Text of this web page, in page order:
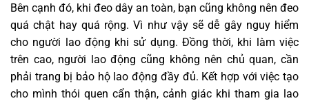
Bên cạnh đó, khi đeo dây an toàn, bạn cũng không nên đeo
quá chật hay quá rộng. Vì như vậy sẽ dễ gây nguy hiểm
cho người lao động khi sử dụng. Đồng thời, khi làm việc
trên cao, người lao động cũng không nên chủ quan, cần
phải trang bị bảo hộ lao động đầy đủ. Kết hợp với việc tạo
cho mình thói quen cẩn thận, cảnh giác khi tham gia lao